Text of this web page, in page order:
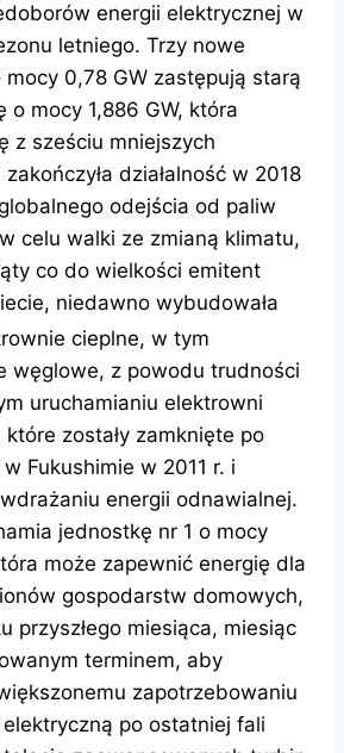
energii elektrycznej w
letniego. Trzy nowe
0,78 GW zastępują starą
o mocy 1,886 GW, która
z sześciu mniejszych
działalność w 2018
odejścia od paliw
celu walki ze zmianą klimatu,
co do wielkości emitent
niedawno wybudowała
cieplne, w tym
węglowe, z powodu trudności
uruchamianiu elektrowni
zostały zamknięte po
Fukushimie w 2011 r. i
energii odnawialnej.
jednostkę nr 1 o mocy
może zapewnić energię dla
gospodarstw domowych,
przyszłego miesiąca, miesiąc
terminem, aby
zapotrzebowaniu
po ostatniej fali